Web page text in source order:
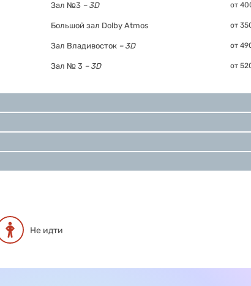
Зал №3 – 3D от
Большой зал Dolby Atmos от
Зал Владивосток – 3D от
Зал № 3 – 3D от
Не идти